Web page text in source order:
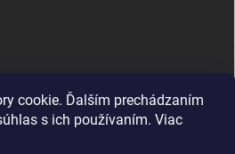
cookie. Ďalším prechádzaním
s ich používaním. Viac